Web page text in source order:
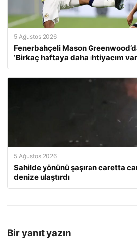
5 Ağustos 2026
Fenerbahçeli Mason
‘Birkaç haftaya daha ihtiyacım
5 Ağustos 2026
Sahilde yönünü şaşıran caretta
denize ulaştırdı
Bir yanıt yazın